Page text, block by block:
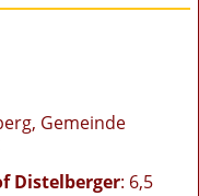
Gemeinde
Distelberger: 6,5